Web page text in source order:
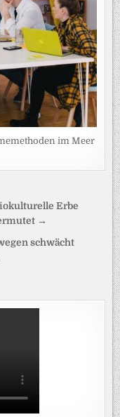
im Meer
Erbe
→
schwächt